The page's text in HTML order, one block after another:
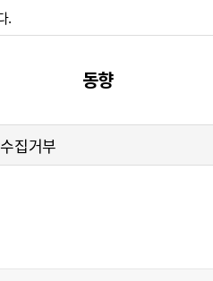
.
동향
단신동향
집거부